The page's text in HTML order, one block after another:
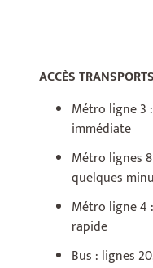
ACCÈS
Métro ligne 3
immédiate
Métro lignes
quelques
Métro ligne 4
rapide
Bus : lignes